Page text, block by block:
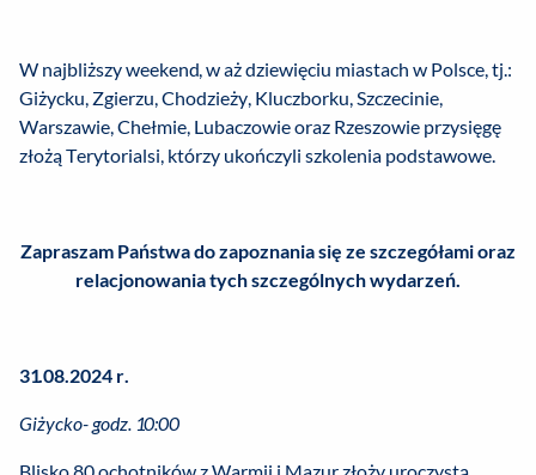
W najbliższy weekend, w aż dziewięciu miastach w Polsce, tj.:
Giżycku, Zgierzu, Chodzieży, Kluczborku, Szczecinie,
Warszawie, Chełmie, Lubaczowie oraz Rzeszowie przysięgę
złożą Terytorialsi, którzy ukończyli szkolenia podstawowe.
Zapraszam Państwa do zapoznania się ze szczegółami oraz
relacjonowania tych szczególnych wydarzeń.
31.08.2024 r.
Giżycko-godz. 10:00